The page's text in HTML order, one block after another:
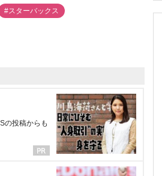
#スターバックス
の投稿からも